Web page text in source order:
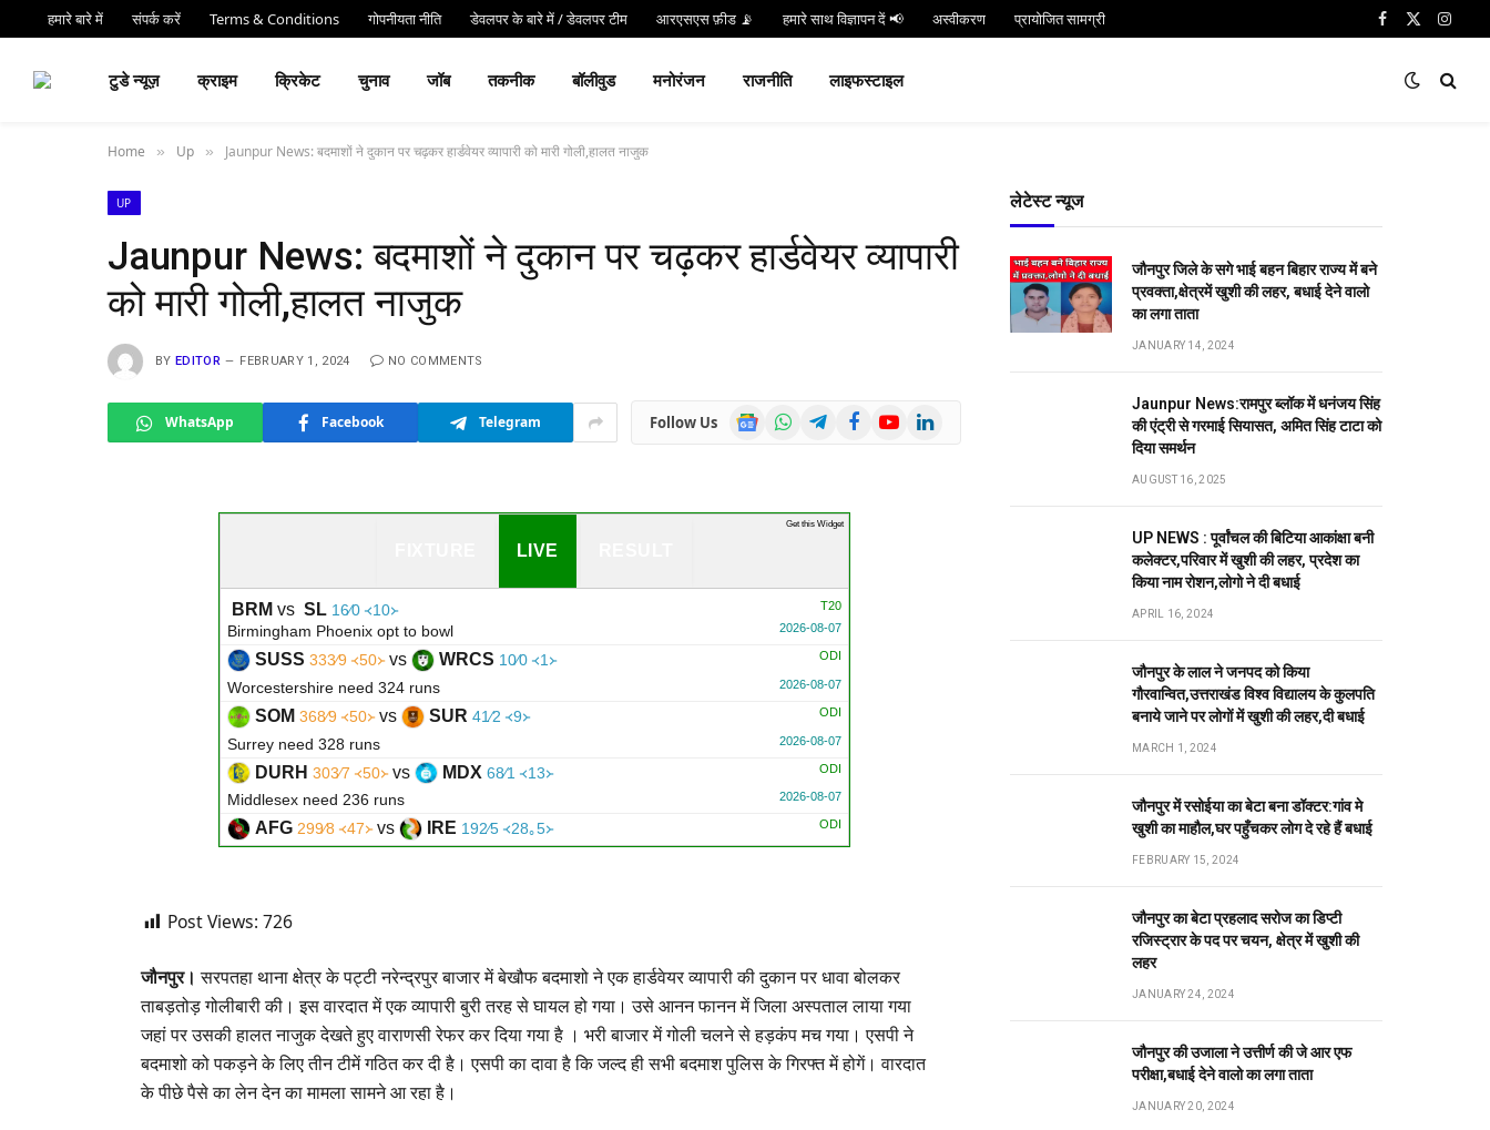
हमारे बारे में संपर्क करें Terms & Conditions गोपनीयता नीति डेवलपर के बारे में / डेवलपर टीम आरएसएस फ़ीड 📡 हमारे साथ विज्ञापन दें 📢 अस्वीकरण प्रायोजित सामग्री Facebook
X
टुडे न्यूज़ क्राइम क्रिकेट चुनाव जॉब तकनीक बॉलीवुड मनोरंजन राजनीति लाइफस्टाइल
Home » Up » Jaunpur News: बदमाशों ने दुकान पर चढ़कर हार्डवेयर व्यापारी को मारी गोली,हालत नाजुक
UP
Jaunpur News: बदमाशों ने दुकान पर चढ़कर हार्डवेयर व्यापारी
को मारी गोली,हालत नाजुक
BY EDITOR FEBRUARY 1, 2024 NO COMMENTS
WhatsApp Facebook Telegram Follow Us
Google
News
WhatsAppTelegramFacebookYouTubeLinkedIn
LIVE
T20
BRM vs SL 16∕0 ᚜10᚛
2026-08-07
Birmingham Phoenix opt to bowl
ODI
SUSS 333∕9 ᚜50᚛vs WRCS 10∕0 ᚜1᚛
2026-08-07
Worcestershire need 324 runs
ODI
SOM 368∕9 ᚜50᚛vs SUR 41∕2 ᚜9᚛
2026-08-07
Surrey need 328 runs
ODI
DURH 303∕7 ᚜50᚛vs MDX 68∕1 ᚜13᚛
2026-08-07
Middlesex need 236 runs
ODI
AFG 299∕8 ᚜47᚛vs IRE 192∕5 ᚜28｡5᚛
Get this Widget
Post Views: 726
जौनपुर। सरपतहा थाना क्षेत्र के पट्टी नरेन्द्रपुर बाजार में बेखौफ बदमाशो ने एक हार्डवेयर व्यापारी की दुकान पर धावा बोलकर
ताबड़तोड़ गोलीबारी की। इस वारदात में एक व्यापारी बुरी तरह से घायल हो गया। उसे आनन फानन में जिला अस्पताल लाया गया
जहां पर उसकी हालत नाजुक देखते हुए वाराणसी रेफर कर दिया गया है । भरी बाजार में गोली चलने से हड़कंप मच गया। एसपी ने
बदमाशो को पकड़ने के लिए तीन टीमें गठित कर दी है। एसपी का दावा है कि जल्द ही सभी बदमाश पुलिस के गिरफ्त में होगें। वारदात
के पीछे पैसे का लेन देन का मामला सामने आ रहा है।
लेटेस्ट न्यूज
जौनपुर जिले के सगे भाई बहन बिहार राज्य में बने
प्रवक्ता,क्षेत्रमें खुशी की लहर, बधाई देने वालो
का लगा ताता
JANUARY 14, 2024
Jaunpur News:रामपुर ब्लॉक में धनंजय सिंह
की एंट्री से गरमाई सियासत, अमित सिंह टाटा को
दिया समर्थन
AUGUST 16, 2025
UP NEWS : पूर्वांचल की बिटिया आकांक्षा बनी
कलेक्टर,परिवार में खुशी की लहर, प्रदेश का
किया नाम रोशन,लोगो ने दी बधाई
APRIL 16, 2024
जौनपुर के लाल ने जनपद को किया
गौरवान्वित,उत्तराखंड विश्व विद्यालय के कुलपति
बनाये जाने पर लोगों में खुशी की लहर,दी बधाई
MARCH 1, 2024
जौनपुर में रसोईया का बेटा बना डॉक्टर:गांव मे
खुशी का माहौल,घर पहुँचकर लोग दे रहे हैं बधाई
FEBRUARY 15, 2024
जौनपुर का बेटा प्रहलाद सरोज का डिप्टी
रजिस्ट्रार के पद पर चयन, क्षेत्र में खुशी की
लहर
JANUARY 24, 2024
जौनपुर की उजाला ने उत्तीर्ण की जे आर एफ
परीक्षा,बधाई देने वालो का लगा ताता
JANUARY 20, 2024
⏰ देर न करेंHind 24 TV App डाउनलोड करें और पाएं Live Breaking News!